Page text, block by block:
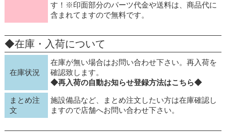
す！※印面部分のパーツ代金や送料は、商品代に
含まれてますので無料です。
◆在庫・入荷について
在庫状況
在庫が無い場合はお問い合わせ下さい。再入荷を
確認致します。
◆再入荷の自動お知らせ登録方法はこちら◆
まとめ注
文
施設備品など、まとめ注文したい方は在庫確認し
ますので店舗へお問い合わせ下さい。